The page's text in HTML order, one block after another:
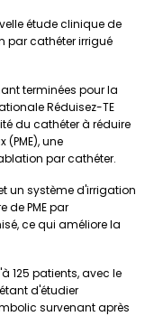
étude clinique de
par cathéter irrigué
terminées pour la
Réduisez-TE
du cathéter à réduire
une
par cathéter.
un système d'irrigation
de PME par
ce qui améliore la
125 patients, avec le
d'étudier
survenant après